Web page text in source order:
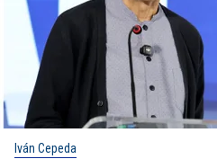
Iván Cepeda